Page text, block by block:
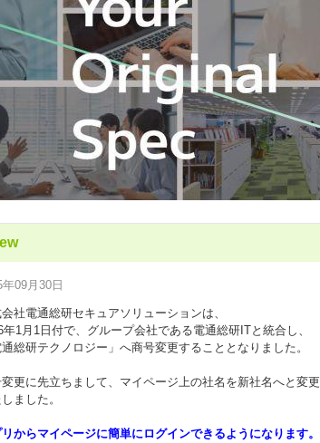
09月30日
社電通総研セキュアソリューションは、
年1月1日付で、グループ会社である電通総研ITと統合し、
通総研テクノロジー」へ商号変更することとなりました。
更に先立ちまして、マイページ上の社名を新社名へと変更
ました。
からマイページに簡単にログインできるようになります。